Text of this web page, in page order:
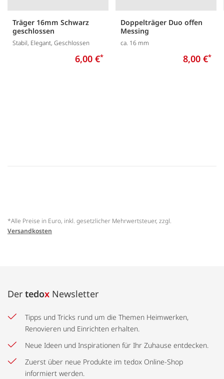
Träger 16mm Schwarz
geschlossen
Stabil, Elegant, Geschlossen
6,00 €*
Doppelträger Duo offen
Messing
ca. 16 mm
8,00 €*
*Alle Preise in Euro, inkl. gesetzlicher Mehrwertsteuer, zzgl.
Versandkosten
Der tedox Newsletter
Tipps und Tricks rund um die Themen Heimwerken,
Renovieren und Einrichten erhalten.
Neue Ideen und Inspirationen für Ihr Zuhause entdecken.
Zuerst über neue Produkte im tedox Online-Shop
informiert werden.